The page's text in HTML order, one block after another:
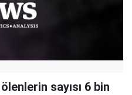
sayısı 6 bin